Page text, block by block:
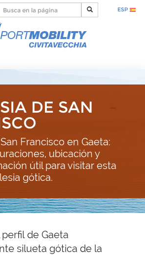
ESP
DE SAN
Francisco en Gaeta:
ubicación y
útil para visitar esta
gótica.
de Gaeta
silueta gótica de la